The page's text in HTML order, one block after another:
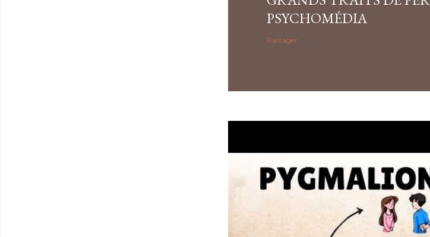
PSYCHOMÉDIA
Partager